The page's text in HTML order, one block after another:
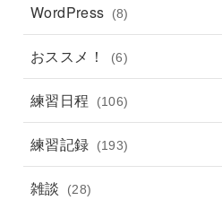
WordPress (8)
おススメ！ (6)
練習日程 (106)
練習記録 (193)
雑談 (28)